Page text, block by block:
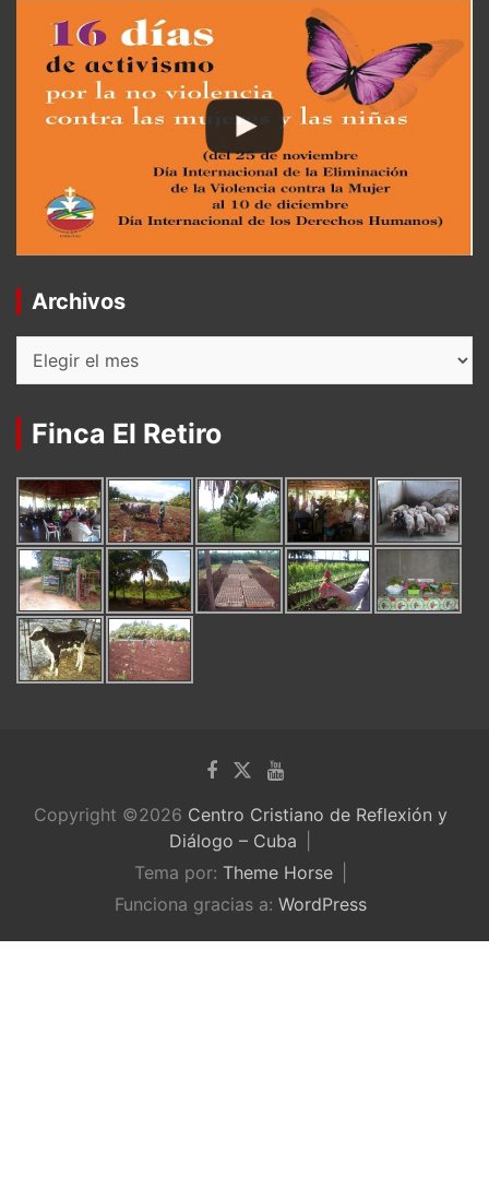
Archivos
Archivos
Finca El Retiro
Copyright ©2026 Centro Cristiano de Reflexión y
Diálogo – Cuba
Tema por: Theme Horse
Funciona gracias a: WordPress